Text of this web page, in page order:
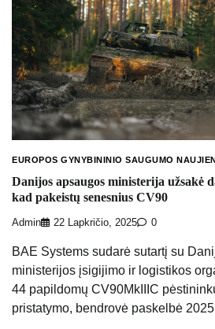
EUROPOS GYNYBININIO SAUGUMO
Danijos apsaugos ministerija
kad pakeistų senesnius CV90
Admin 22 Lapkričio, 2025 0
BAE Systems sudarė sutartį su
ministerijos įsigijimo ir logistikos
44 papildomų CV90MkIIIC
pristatymo, bendrovė paskelbė